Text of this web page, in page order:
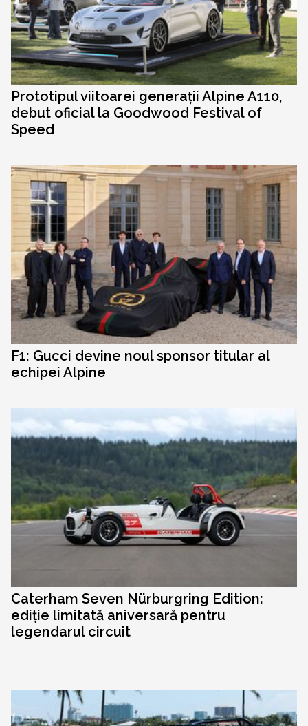
Prototipul viitoarei generații Alpine A110,
debut oficial la Goodwood Festival of
Speed
F1: Gucci devine noul sponsor titular al
echipei Alpine
Caterham Seven Nürburgring Edition:
ediție limitată aniversară pentru
legendarul circuit